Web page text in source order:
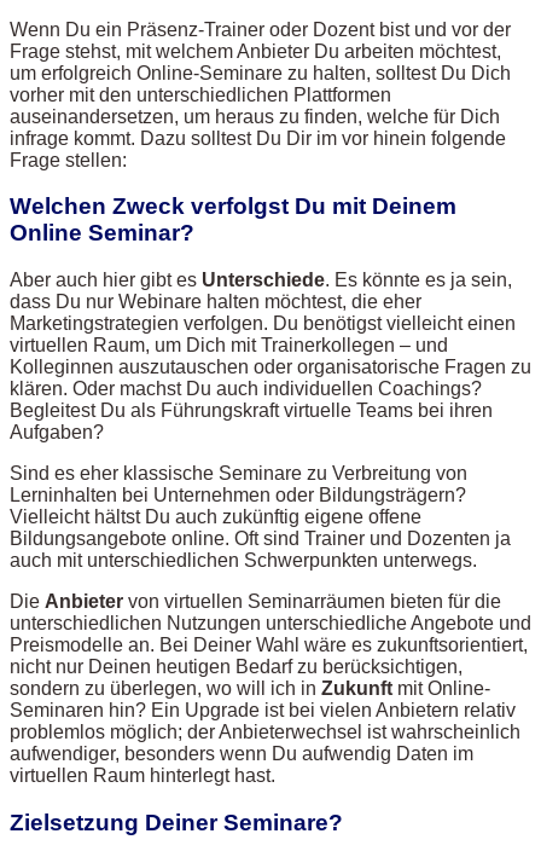
Wenn Du ein Präsenz-Trainer oder Dozent bist und vor der
Frage stehst, mit welchem Anbieter Du arbeiten möchtest,
um erfolgreich Online-Seminare zu halten, solltest Du Dich
vorher mit den unterschiedlichen Plattformen
auseinandersetzen, um heraus zu finden, welche für Dich
infrage kommt. Dazu solltest Du Dir im vor hinein folgende
Frage stellen:
Welchen Zweck verfolgst Du mit Deinem
Online Seminar?
Aber auch hier gibt es Unterschiede. Es könnte es ja sein,
dass Du nur Webinare halten möchtest, die eher
Marketingstrategien verfolgen. Du benötigst vielleicht einen
virtuellen Raum, um Dich mit Trainerkollegen – und
Kolleginnen auszutauschen oder organisatorische Fragen zu
klären. Oder machst Du auch individuellen Coachings?
Begleitest Du als Führungskraft virtuelle Teams bei ihren
Aufgaben?
Sind es eher klassische Seminare zu Verbreitung von
Lerninhalten bei Unternehmen oder Bildungsträgern?
Vielleicht hältst Du auch zukünftig eigene offene
Bildungsangebote online. Oft sind Trainer und Dozenten ja
auch mit unterschiedlichen Schwerpunkten unterwegs.
Die Anbieter von virtuellen Seminarräumen bieten für die
unterschiedlichen Nutzungen unterschiedliche Angebote und
Preismodelle an. Bei Deiner Wahl wäre es zukunftsorientiert,
nicht nur Deinen heutigen Bedarf zu berücksichtigen,
sondern zu überlegen, wo will ich in Zukunft mit Online-
Seminaren hin? Ein Upgrade ist bei vielen Anbietern relativ
problemlos möglich; der Anbieterwechsel ist wahrscheinlich
aufwendiger, besonders wenn Du aufwendig Daten im
virtuellen Raum hinterlegt hast.
Zielsetzung Deiner Seminare?